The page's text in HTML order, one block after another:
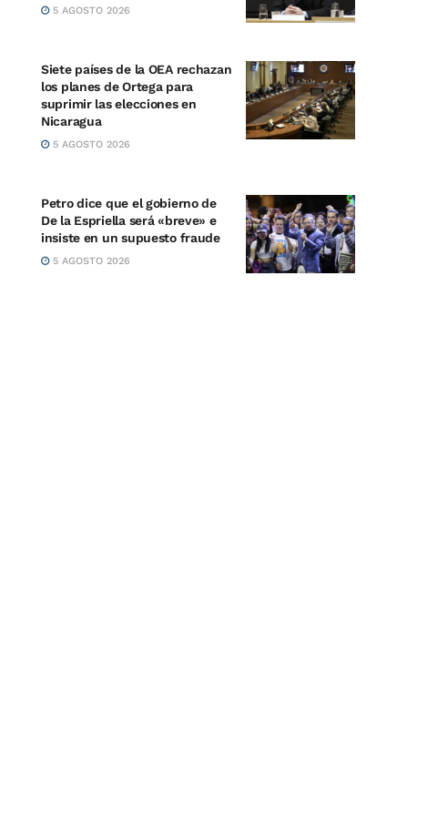
5 AGOSTO 2026
Siete países de la OEA rechazan
los planes de Ortega para
suprimir las elecciones en
Nicaragua
5 AGOSTO 2026
Petro dice que el gobierno de
De la Espriella será «breve» e
insiste en un supuesto fraude
5 AGOSTO 2026